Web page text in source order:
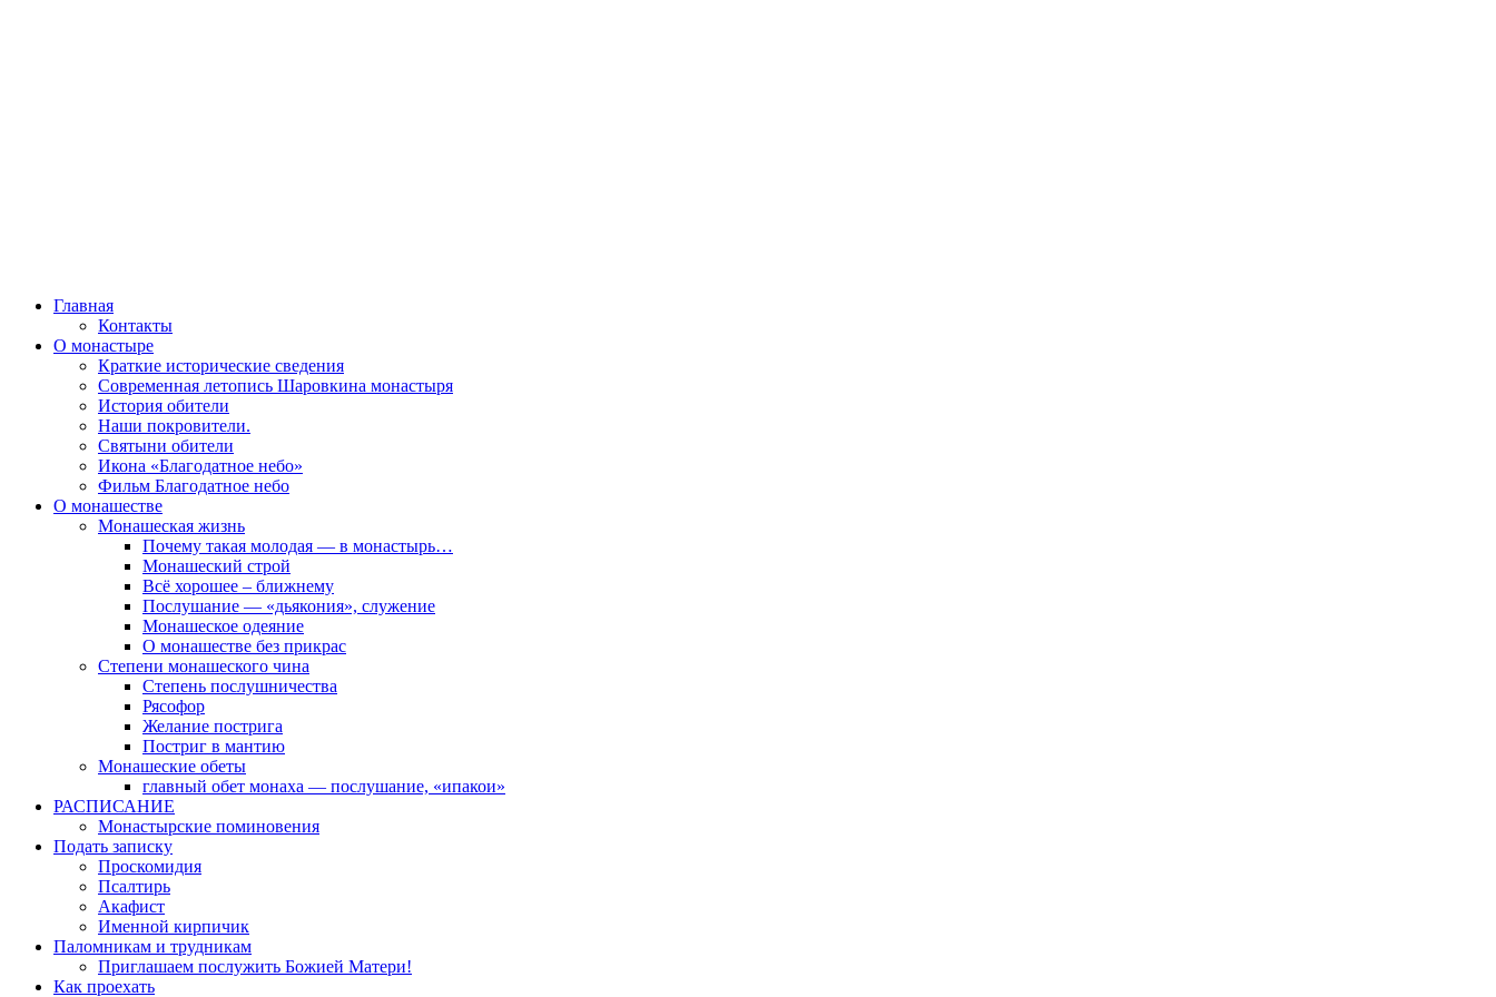
Главная
Контакты
О монастыре
Краткие исторические сведения
Современная летопись Шаровкина монастыря
История обители
Наши покровители.
Святыни обители
Икона «Благодатное небо»
Фильм Благодатное небо
О монашестве
Монашеская жизнь
Почему такая молодая — в монастырь…
Монашеский строй
Всё хорошее – ближнему
Послушание — «дьякония», служение
Монашеское одеяние
О монашестве без прикрас
Степени монашеского чина
Степень послушничества
Рясофор
Желание пострига
Постриг в мантию
Монашеские обеты
главный обет монаха — послушание, «ипакои»
РАСПИСАНИЕ
Монастырские поминовения
Подать записку
Проскомидия
Псалтирь
Акафист
Именной кирпичик
Паломникам и трудникам
Приглашаем послужить Божией Матери!
Как проехать